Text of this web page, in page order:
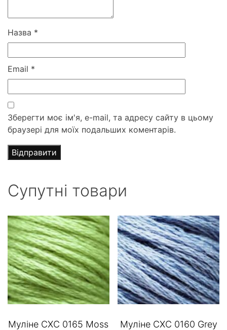
Назва *
Email *
Зберегти моє ім'я, e-mail, та адресу сайту в цьому
браузері для моїх подальших коментарів.
Супутні товари
Муліне СХС 0165 Moss
Муліне СХС 0160 Grey